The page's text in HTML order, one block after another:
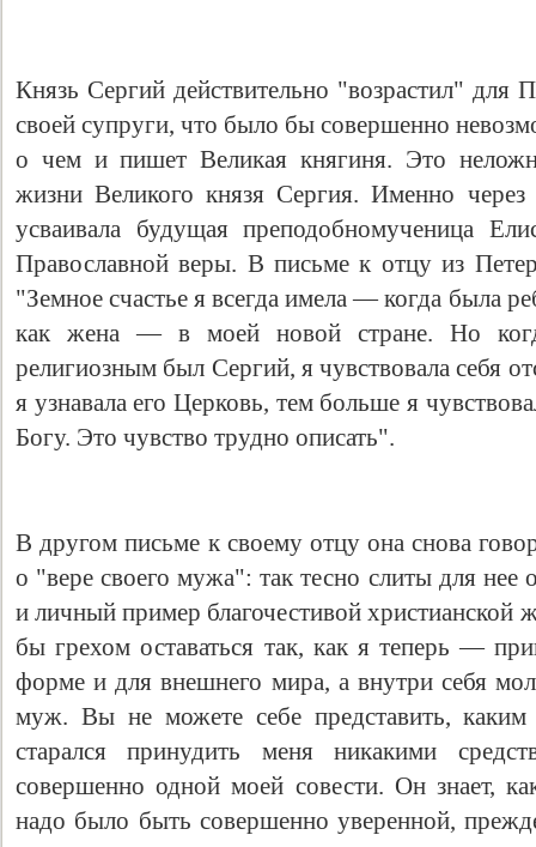
Князь Сергий действительно "возрастил" для
своей супруги, что было бы совершенно
о чем и пишет Великая княгиня. Это
жизни Великого князя Сергия. Именно
усваивала будущая преподобномученица
Православной веры. В письме к отцу из
"Земное счастье я всегда имела — когда была
как жена — в моей новой стране. Но
религиозным был Сергий, я чувствовала себя
я узнавала его Церковь, тем больше я
Богу. Это чувство трудно описать".
В другом письме к своему отцу она снова
о "вере своего мужа": так тесно слиты для нее
и личный пример благочестивой христианской
бы грехом оставаться так, как я теперь —
форме и для внешнего мира, а внутри себя
муж. Вы не можете себе представить,
старался принудить меня никакими
совершенно одной моей совести. Он знает,
надо было быть совершенно уверенной,